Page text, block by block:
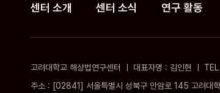
센터 소개 센터 소식 연구 활동
고려대학교 해상법연구센터 ㅣ 대표자명 : 김인현
주소 : [02841] 서울특별시 성북구 안암로 145 고려대